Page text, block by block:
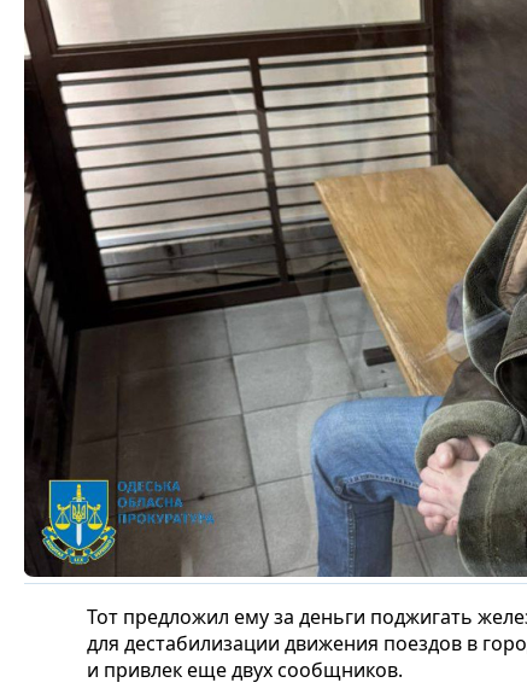
Тот предложил ему за деньги поджигать
для дестабилизации движения поездов в
и привлек еще двух сообщников.